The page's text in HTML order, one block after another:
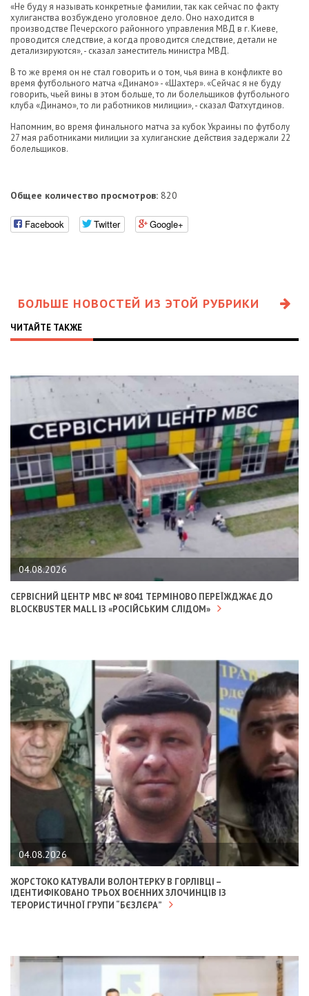
«Не буду я называть конкретные фамилии, так как сейчас по факту
хулиганства возбуждено уголовное дело. Оно находится в
производстве Печерского районного управления МВД в г. Киеве,
проводится следствие, а когда проводится следствие, детали не
детализируются», - сказал заместитель министра МВД.
В то же время он не стал говорить и о том, чья вина в конфликте во
время футбольного матча «Динамо» - «Шахтер». «Сейчас я не буду
говорить, чьей вины в этом больше, то ли болельщиков футбольного
клуба «Динамо», то ли работников милиции», - сказал Фатхутдинов.
Напомним, во время финального матча за кубок Украины по футболу
27 мая работниками милиции за хулиганские действия задержали 22
болельщиков.
Общее количество просмотров: 820
Facebook Twitter Google+
БОЛЬШЕ НОВОСТЕЙ ИЗ ЭТОЙ РУБРИКИ
ЧИТАЙТЕ ТАКЖЕ
04.08.2026
СЕРВІСНИЙ ЦЕНТР МВС № 8041 ТЕРМІНОВО ПЕРЕЇЖДЖАЄ ДО
BLOCKBUSTER MALL ІЗ «РОСІЙСЬКИМ СЛІДОМ»
04.08.2026
ЖОРСТОКО КАТУВАЛИ ВОЛОНТЕРКУ В ГОРЛІВЦІ –
ІДЕНТИФІКОВАНО ТРЬОХ ВОЄННИХ ЗЛОЧИНЦІВ ІЗ
ТЕРОРИСТИЧНОЇ ГРУПИ “БЄЗЛЄРА”